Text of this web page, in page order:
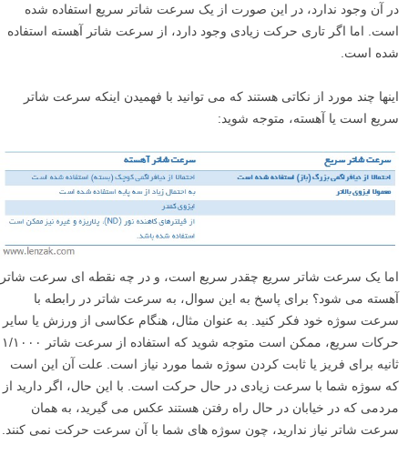
در آن وجود ندارد، در این صورت از یک سرعت شاتر سریع استفاده شده
است. اما اگر تاری حرکت زیادی وجود دارد، از سرعت شاتر آهسته استفاده
شده است.
اینها چند مورد از نکاتی هستند که می توانید با فهمیدن اینکه سرعت شاتر
سریع است یا آهسته، متوجه شوید:
اما یک سرعت شاتر سریع چقدر سریع است، و در چه نقطه ای سرعت شاتر
آهسته می شود؟ برای پاسخ به این سوال، به سرعت شاتر در رابطه با
سرعت سوژه خود فکر کنید. به عنوان مثال، هنگام عکاسی از ورزش یا سایر
حرکات سریع، ممکن است متوجه شوید که استفاده از سرعت شاتر ۱/۱۰۰۰
ثانیه برای فریز یا ثابت کردن سوژه شما مورد نیاز است. علت آن این است
که سوژه شما با سرعت زیادی در حال حرکت است. با این حال، اگر دارید از
مردمی که در خیابان در حال راه رفتن هستند عکس می گیرید، به همان
سرعت شاتر نیاز ندارید، چون سوژه های شما با آن سرعت حرکت نمی کنند.